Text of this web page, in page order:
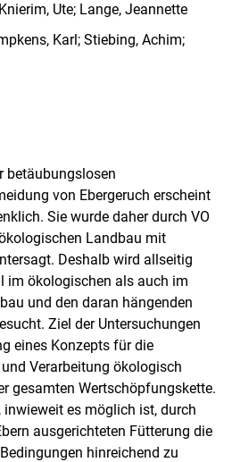
Ute; Lange, Jeannette
Karl; Stiebing, Achim;
betäubungslosen
von Ebergeruch erscheint
Sie wurde daher durch VO
Landbau mit
Deshalb wird allseitig
im ökologischen als auch im
und den daran hängenden
Ziel der Untersuchungen
eines Konzepts für die
Verarbeitung ökologisch
gesamten Wertschöpfungskette.
inwieweit es möglich ist, durch
ausgerichteten Fütterung die
hinreichend zu